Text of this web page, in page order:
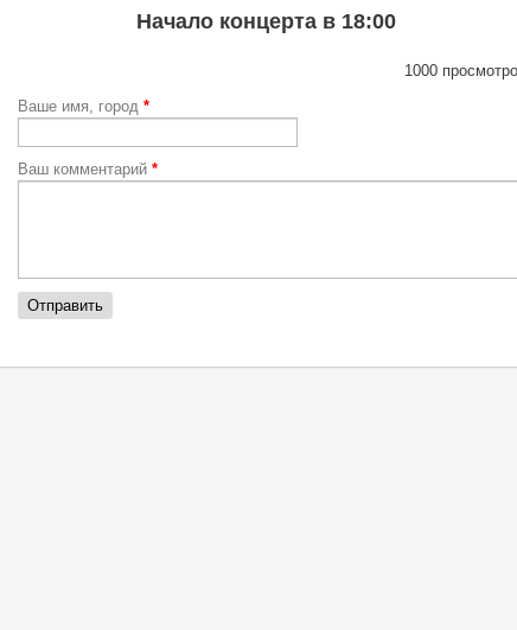
Начало концерта в 18:00
1000
Ваше имя, город *
Ваш комментарий *